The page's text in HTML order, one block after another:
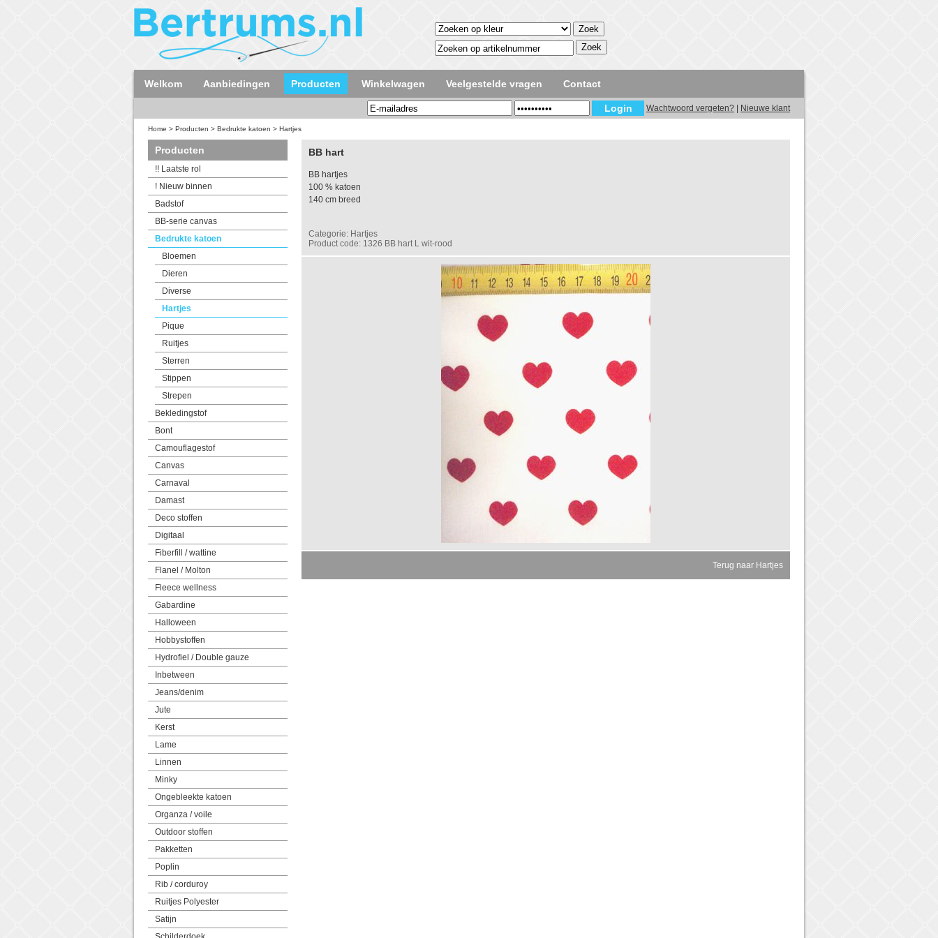
Welkom Aanbiedingen Producten Winkelwagen Veelgestelde vragen Contact
Wachtwoord vergeten? Nieuwe klant
Home > Producten > Bedrukte katoen > Hartjes
Producten
!! Laatste rol
! Nieuw binnen
Badstof
BB-serie canvas
Bedrukte katoen
Bloemen
Dieren
Diverse
Hartjes
Pique
Ruitjes
Sterren
Stippen
Strepen
Bekledingstof
Bont
Camouflagestof
Canvas
Carnaval
Damast
Deco stoffen
Digitaal
Fiberfill / wattine
Flanel / Molton
Fleece wellness
Gabardine
Halloween
Hobbystoffen
Hydrofiel / Double gauze
Inbetween
Jeans/denim
Jute
Kerst
Lame
Linnen
Minky
Ongebleekte katoen
Organza / voile
Outdoor stoffen
Pakketten
Poplin
Rib / corduroy
Ruitjes Polyester
Satijn
BB hart
BB hartjes
100 % katoen
140 cm breed
Categorie: Hartjes
Product code: 1326 BB hart L wit-rood
Terug naar Hartjes